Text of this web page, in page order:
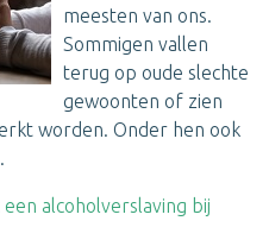
meesten van ons.
Sommigen vallen
terug op oude slechte
gewoonten of zien
worden. Onder hen ook
alcoholverslaving bij